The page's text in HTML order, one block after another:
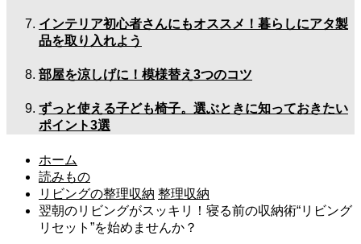
インテリア初心者さんにもオススメ！暮らしにアタ製
品を取り入れよう
部屋を涼しげに！模様替え3つのコツ
ずっと使える子ども椅子。選ぶときに知っておきたい
ポイント3選
ホーム
読みもの
リビングの整理収納 整理収納
翌朝のリビングがスッキリ！寝る前の収納術“リビング
リセット”を始めませんか？